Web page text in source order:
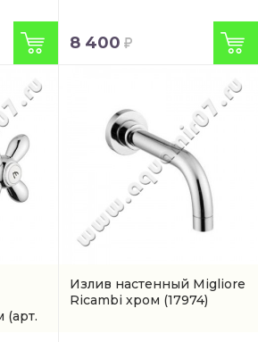
8 400
(арт.
Излив настенный Migliore
Ricambi хром (17974)